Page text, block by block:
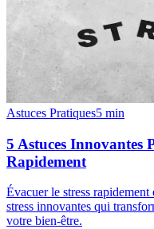
Astuces Pratiques5 min
5 Astuces Innovantes
Rapidement
Évacuer le stress
stress innovantes qui
votre bien-être.